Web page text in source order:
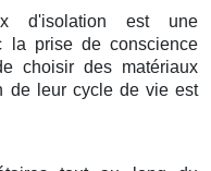
d'isolation est une
la prise de conscience
choisir des matériaux
de leur cycle de vie est